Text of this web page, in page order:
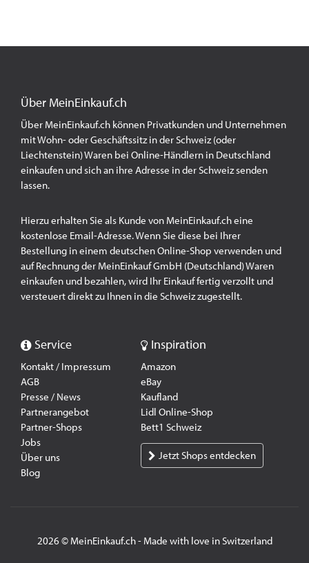
Über MeinEinkauf.ch
Über MeinEinkauf.ch können Privatkunden und Unternehmen
mit Wohn- oder Geschäftssitz in der Schweiz (oder
Liechtenstein) Waren bei Online-Händlern in Deutschland
einkaufen und sich an ihre Adresse in der Schweiz senden
lassen.
Hierzu erhalten Sie als Kunde von MeinEinkauf.ch eine
kostenlose Email-Adresse. Wenn Sie diese bei Ihrer
Bestellung in einem deutschen Online-Shop verwenden und
auf Rechnung der MeinEinkauf GmbH (Deutschland) Waren
einkaufen und bezahlen, wird Ihr Einkauf fertig verzollt und
versteuert direkt zu Ihnen in die Schweiz zugestellt.
Service
Kontakt / Impressum
AGB
Presse / News
Partnerangebot
Partner-Shops
Jobs
Über uns
Blog
Inspiration
Amazon
eBay
Kaufland
Lidl Online-Shop
Bett1 Schweiz
Jetzt Shops entdecken
2026 © MeinEinkauf.ch - Made with love in Switzerland